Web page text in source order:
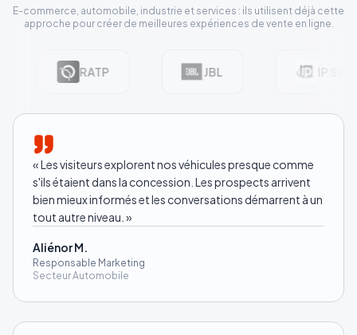
E-commerce, automobile, industrie et services : ils utilisent déjà cette
approche pour créer de meilleures expériences de vente en ligne.
«Les visiteurs explorent nos véhicules presque comme
s'ils étaient dans la concession. Les prospects arrivent
bien mieux informés et les conversations démarrent à un
tout autre niveau.»
Aliénor M.
Responsable Marketing
Secteur Automobile